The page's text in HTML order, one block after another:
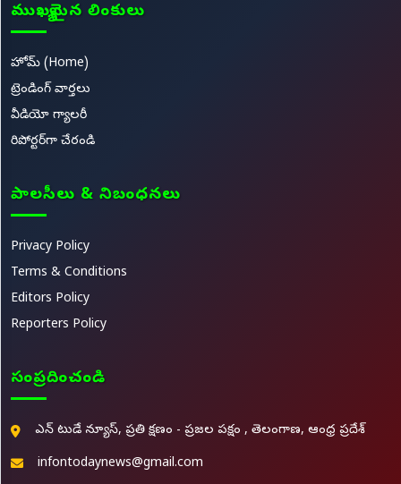
ముఖ్యమైన లింకులు
హోమ్ (Home)
ట్రెండింగ్ వార్తలు
వీడియో గ్యాలరీ
రిపోర్టర్‌గా చేరండి
పాలసీలు & నిబంధనలు
Privacy Policy
Terms & Conditions
Editors Policy
Reporters Policy
సంప్రదించండి
ఎన్ టుడే న్యూస్, ప్రతి క్షణం - ప్రజల పక్షం , తెలంగాణ, ఆంధ్ర ప్రదేశ్
infontodaynews@gmail.com